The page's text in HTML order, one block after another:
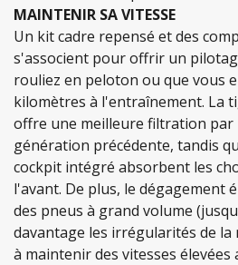
MAINTENIR SA VITESSE
Un kit cadre repensé et des
s'associent pour offrir un
rouliez en peloton ou que vous
kilomètres à l'entraînement. La
offre une meilleure filtration par
génération précédente, tandis
cockpit intégré absorbent les
l'avant. De plus, le dégagement
des pneus à grand volume
davantage les irrégularités de
à maintenir des vitesses élevées